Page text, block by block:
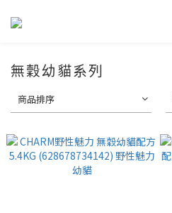
無穀幼貓系列
商品排序